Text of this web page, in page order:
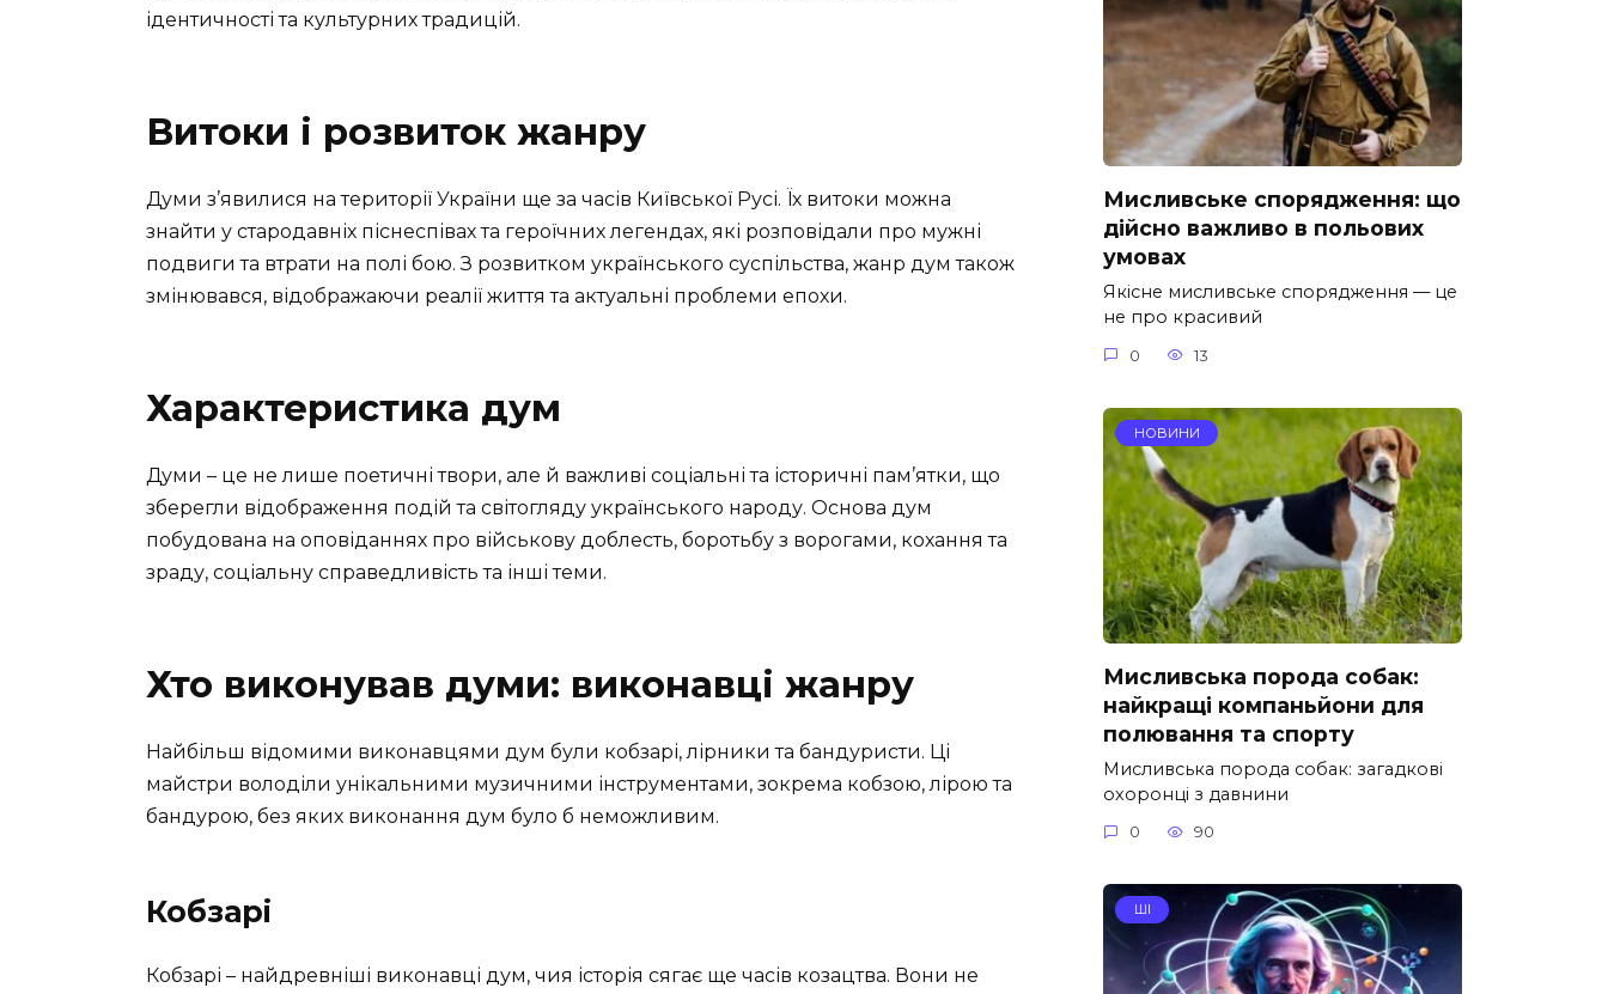
ідентичності та культурних традицій.
Витоки і розвиток жанру
Думи з’явилися на території України ще за часів Київської Русі. Їх витоки можна
знайти у стародавніх піснеспівах та героїчних легендах, які розповідали про мужні
подвиги та втрати на полі бою. З розвитком українського суспільства, жанр дум також
змінювався, відображаючи реалії життя та актуальні проблеми епохи.
Характеристика дум
Думи – це не лише поетичні твори, але й важливі соціальні та історичні пам’ятки, що
зберегли відображення подій та світогляду українського народу. Основа дум
побудована на оповіданнях про військову доблесть, боротьбу з ворогами, кохання та
зраду, соціальну справедливість та інші теми.
Хто виконував думи: виконавці жанру
Найбільш відомими виконавцями дум були кобзарі, лірники та бандуристи. Ці
майстри володіли унікальними музичними інструментами, зокрема кобзою, лірою та
бандурою, без яких виконання дум було б неможливим.
Кобзарі
Кобзарі – найдревніші виконавці дум, чия історія сягає ще часів козацтва. Вони не
Мисливське спорядження: що
дійсно важливо в польових
умовах
Якісне мисливське спорядження — це
не про красивий
0 13
НОВИНИ
Мисливська порода собак:
найкращі компаньйони для
полювання та спорту
Мисливська порода собак: загадкові
охоронці з давнини
0 90
ШІ